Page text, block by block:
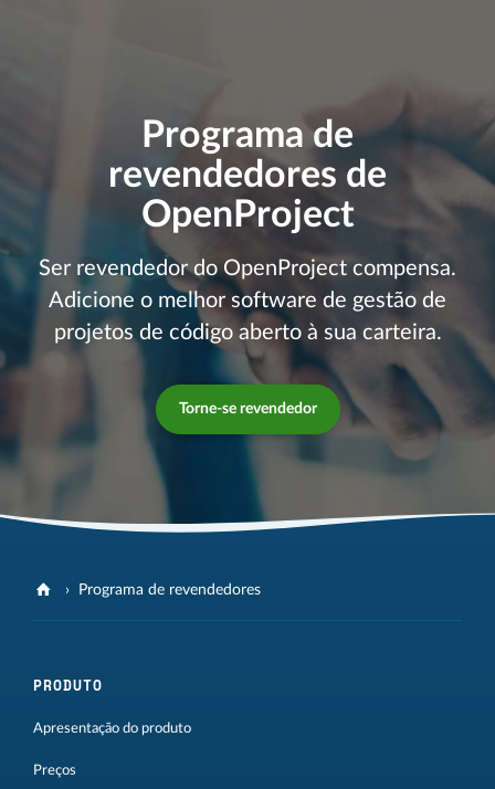
Programa de
revendedores de
OpenProject
Ser revendedor do OpenProject compensa.
Adicione o melhor software de gestão de
projetos de código aberto à sua carteira.
Torne-se revendedor
Programa de revendedores
PRODUTO
Apresentação do produto
Preços